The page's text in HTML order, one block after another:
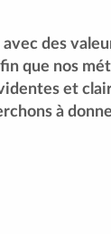
des
que nos
et
à